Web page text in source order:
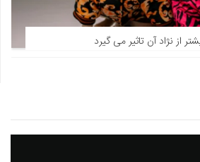
نژاد آن تاثیر می گیرد